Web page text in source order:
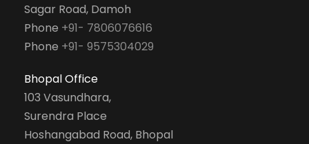
Sagar Road, Damoh
Phone +91- 7806076616
Phone +91- 9575304029
Bhopal Office
103 Vasundhara,
Surendra Place
Hoshangabad Road, Bhopal